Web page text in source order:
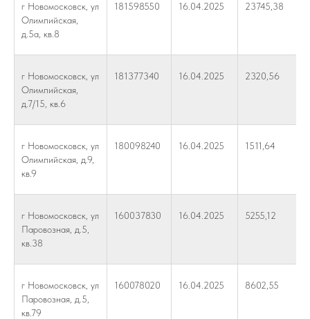
г Новомосковск, ул
Олимпийская,
д.5а, кв.8
181598550 16.04.2025 23745,38
г Новомосковск, ул
Олимпийская,
д.7/15, кв.6
181377340 16.04.2025 2320,56
г Новомосковск, ул
Олимпийская, д.9,
кв.9
180098240 16.04.2025 1511,64
г Новомосковск, ул
Паровозная, д.5,
кв.38
160037830 16.04.2025 5255,12
г Новомосковск, ул
Паровозная, д.5,
кв.79
160078020 16.04.2025 8602,55